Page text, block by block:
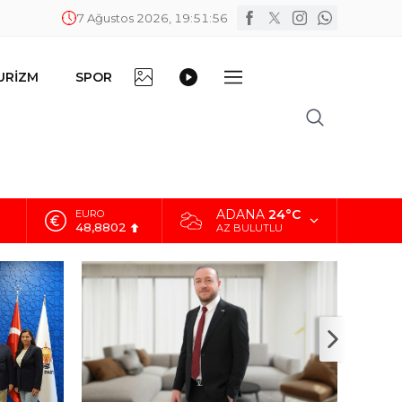
7 Ağustos 2026, 19:51:57
SPOR
ALTIN
5.629,56
BİST
10.824,63
EURO
48,8802
ADANA 24°C
AZ BULUTLU